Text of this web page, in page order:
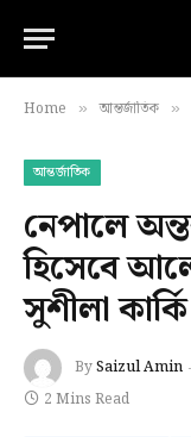
Home » আন্তর্জাতিক »
আন্তর্জাতিক
নেপালে
হিসেবে
সুশীলা কার্কি
BySaizul Amin
2 Mins Read